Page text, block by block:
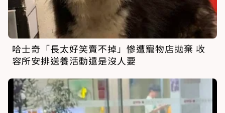
哈士奇「長太好笑賣不掉」慘遭寵物店拋棄 收
容所安排送養活動還是沒人要